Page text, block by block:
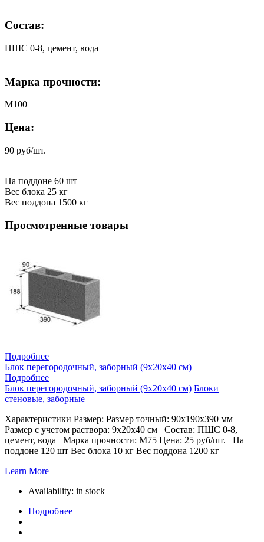
Состав:
ПШС 0-8, цемент, вода
Марка прочности:
М100
Цена:
90 руб/шт.
На поддоне 60 шт
Вес блока 25 кг
Вес поддона 1500 кг
Просмотренные товары
Подробнее
Блок перегородочный, заборный (9х20х40 см)
Подробнее
Блок перегородочный, заборный (9х20х40 см) Блоки
стеновые, заборные
Характеристики Размер: Размер точный: 90х190х390 мм
Размер с учетом раствора: 9х20х40 см Состав: ПШС 0-8,
цемент, вода Марка прочности: М75 Цена: 25 руб/шт. На
поддоне 120 шт Вес блока 10 кг Вес поддона 1200 кг
Learn More
Availability: in stock
Подробнее